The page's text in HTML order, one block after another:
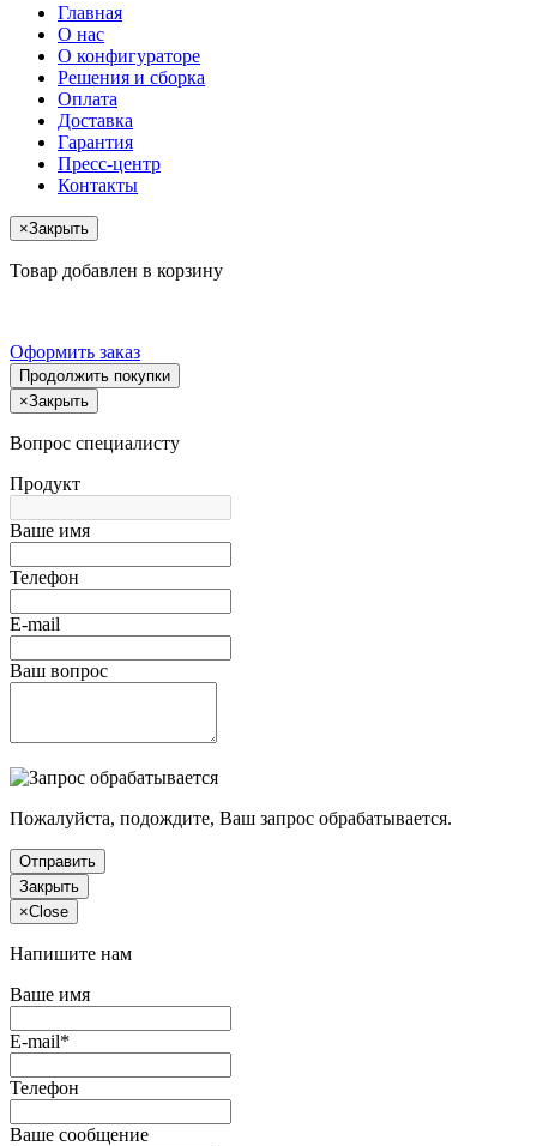
Главная
О нас
О конфигураторе
Решения и сборка
Оплата
Доставка
Гарантия
Пресс-центр
Контакты
×Закрыть
Товар добавлен в корзину
Оформить заказ
Продолжить покупки
×Закрыть
Вопрос специалисту
Продукт
Ваше имя
Телефон
E-mail
Ваш вопрос
Пожалуйста, подождите, Ваш запрос обрабатывается.
Отправить
Закрыть
×Close
Напишите нам
Ваше имя
E-mail*
Телефон
Ваше сообщение